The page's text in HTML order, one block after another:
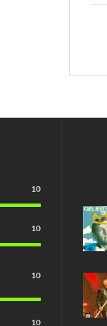
10
10
10
10